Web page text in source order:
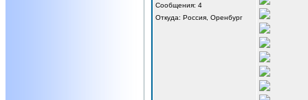
Сообщения: 4
Откуда: Россия, Оренбург